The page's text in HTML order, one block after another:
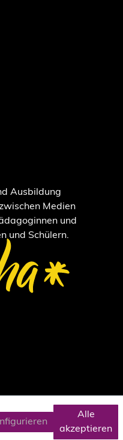
Ausbildung
Medien
und
und Schülern.
Alle
akzeptieren